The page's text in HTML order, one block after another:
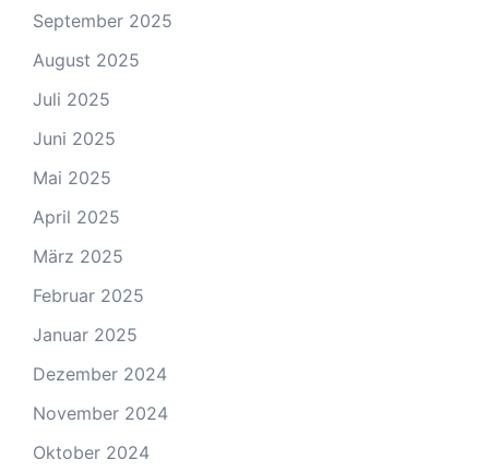
September 2025
August 2025
Juli 2025
Juni 2025
Mai 2025
April 2025
März 2025
Februar 2025
Januar 2025
Dezember 2024
November 2024
Oktober 2024